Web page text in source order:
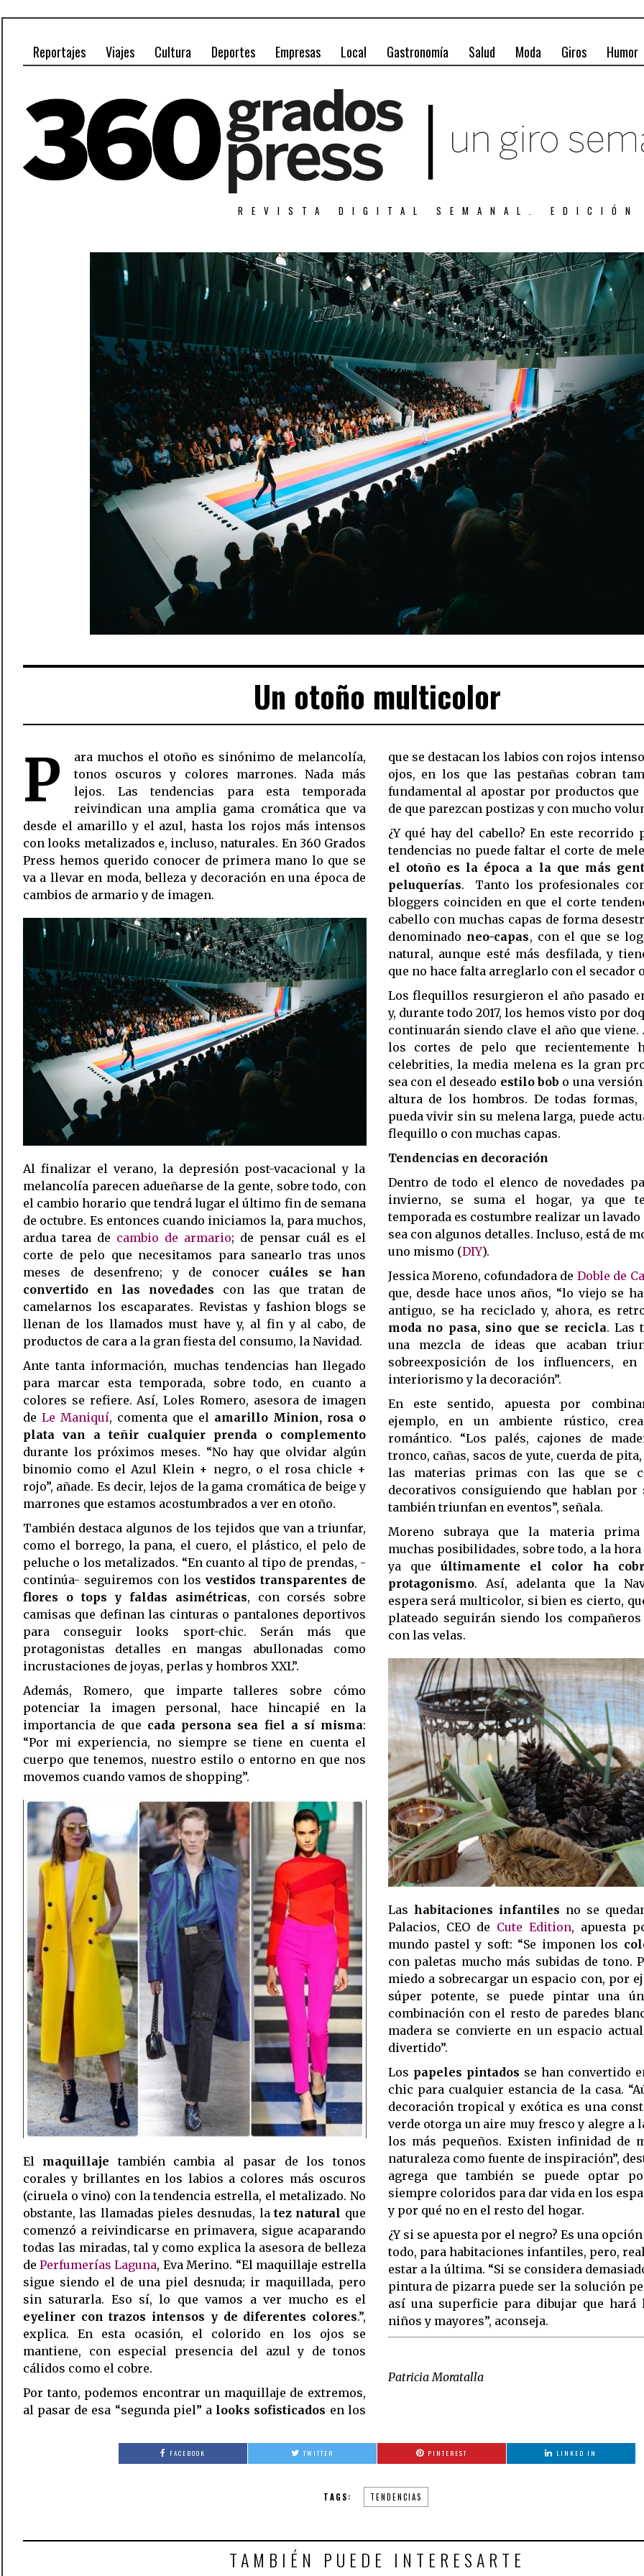
Reportajes Viajes Cultura Deportes Empresas Local Gastronomía Salud Moda Giros Humor
REVISTA DIGITAL SEMANAL.
Un otoño multicolor
P
ara muchos el otoño es sinónimo de melancolía,
tonos oscuros y colores marrones. Nada más
lejos. Las tendencias para esta temporada
reivindican una amplia gama cromática que va
desde el amarillo y el azul, hasta los rojos más intensos
con looks metalizados e, incluso, naturales. En 360 Grados
Press hemos querido conocer de primera mano lo que se
va a llevar en moda, belleza y decoración en una época de
cambios de armario y de imagen.
Al finalizar el verano, la depresión post-vacacional y la
melancolía parecen adueñarse de la gente, sobre todo, con
el cambio horario que tendrá lugar el último fin de semana
de octubre. Es entonces cuando iniciamos la, para muchos,
ardua tarea de cambio de armario; de pensar cuál es el
corte de pelo que necesitamos para sanearlo tras unos
meses de desenfreno; y de conocer cuáles se han
convertido en las novedades con las que tratan de
camelarnos los escaparates. Revistas y fashion blogs se
llenan de los llamados must have y, al fin y al cabo, de
productos de cara a la gran fiesta del consumo, la Navidad.
Ante tanta información, muchas tendencias han llegado
para marcar esta temporada, sobre todo, en cuanto a
colores se refiere. Así, Loles Romero, asesora de imagen
de Le Maniquí, comenta que el amarillo Minion, rosa o
plata van a teñir cualquier prenda o complemento
durante los próximos meses. “No hay que olvidar algún
binomio como el Azul Klein + negro, o el rosa chicle +
rojo”, añade. Es decir, lejos de la gama cromática de beige y
marrones que estamos acostumbrados a ver en otoño.
También destaca algunos de los tejidos que van a triunfar,
como el borrego, la pana, el cuero, el plástico, el pelo de
peluche o los metalizados. “En cuanto al tipo de prendas, -
continúa- seguiremos con los vestidos transparentes de
flores o tops y faldas asimétricas, con corsés sobre
camisas que definan las cinturas o pantalones deportivos
para conseguir looks sport-chic. Serán más que
protagonistas detalles en mangas abullonadas como
incrustaciones de joyas, perlas y hombros XXL”.
Además, Romero, que imparte talleres sobre cómo
potenciar la imagen personal, hace hincapié en la
importancia de que cada persona sea fiel a sí misma:
“Por mi experiencia, no siempre se tiene en cuenta el
cuerpo que tenemos, nuestro estilo o entorno en que nos
movemos cuando vamos de shopping”.
El maquillaje también cambia al pasar de los tonos
corales y brillantes en los labios a colores más oscuros
(ciruela o vino) con la tendencia estrella, el metalizado. No
obstante, las llamadas pieles desnudas, la tez natural que
comenzó a reivindicarse en primavera, sigue acaparando
todas las miradas, tal y como explica la asesora de belleza
de Perfumerías Laguna, Eva Merino. “El maquillaje estrella
sigue siendo el de una piel desnuda; ir maquillada, pero
sin saturarla. Eso sí, lo que vamos a ver mucho es el
eyeliner con trazos intensos y de diferentes colores.”,
explica. En esta ocasión, el colorido en los ojos se
mantiene, con especial presencia del azul y de tonos
cálidos como el cobre.
Por tanto, podemos encontrar un maquillaje de extremos,
al pasar de esa “segunda piel” a looks sofisticados en los
que se destacan los labios con rojos
ojos, en los que las pestañas cobran
fundamental al apostar por productos que
de que parezcan postizas y con mucho
¿Y qué hay del cabello? En este
tendencias no puede faltar el corte de
el otoño es la época a la que más
peluquerías. Tanto los profesionales
bloggers coinciden en que el corte
cabello con muchas capas de forma
denominado neo-capas, con el que se
natural, aunque esté más desfilada, y
que no hace falta arreglarlo con el secador
Los flequillos resurgieron el año pasado
y, durante todo 2017, los hemos visto por
continuarán siendo clave el año que viene.
los cortes de pelo que recientemente
celebrities, la media melena es la gran
sea con el deseado estilo bob o una
altura de los hombros. De todas
pueda vivir sin su melena larga, puede
flequillo o con muchas capas.
Tendencias en decoración
Dentro de todo el elenco de novedades
invierno, se suma el hogar, ya que
temporada es costumbre realizar un lavado
sea con algunos detalles. Incluso, está de
uno mismo (DIY).
Jessica Moreno, cofundadora de Doble de
que, desde hace unos años, “lo viejo se
antiguo, se ha reciclado y, ahora, es
moda no pasa, sino que se recicla. Las
una mezcla de ideas que acaban
sobreexposición de los influencers, en
interiorismo y la decoración”.
En este sentido, apuesta por
ejemplo, en un ambiente rústico,
romántico. “Los palés, cajones de
tronco, cañas, sacos de yute, cuerda de pita,
las materias primas con las que se
decorativos consiguiendo que hablan
también triunfan en eventos”, señala.
Moreno subraya que la materia
muchas posibilidades, sobre todo, a la
ya que últimamente el color ha
protagonismo. Así, adelanta que la
espera será multicolor, si bien es cierto,
plateado seguirán siendo los
con las velas.
Las habitaciones infantiles no se
Palacios, CEO de Cute Edition, apuesta
mundo pastel y soft: “Se imponen los
con paletas mucho más subidas de tono.
miedo a sobrecargar un espacio con, por
súper potente, se puede pintar una
combinación con el resto de paredes
madera se convierte en un espacio
divertido”.
Los papeles pintados se han convertido
chic para cualquier estancia de la casa.
decoración tropical y exótica es una
verde otorga un aire muy fresco y alegre a
los más pequeños. Existen infinidad de
naturaleza como fuente de inspiración”,
agrega que también se puede optar
siempre coloridos para dar vida en los
y por qué no en el resto del hogar.
¿Y si se apuesta por el negro? Es una
todo, para habitaciones infantiles, pero,
estar a la última. “Si se considera
pintura de pizarra puede ser la solución
así una superficie para dibujar que hará
niños y mayores”, aconseja.
Patricia Moratalla
FACEBOOK TWITTER PINTEREST LINKED IN
TAGS: TENDENCIAS
TAMBIÉN PUEDE INTERESARTE